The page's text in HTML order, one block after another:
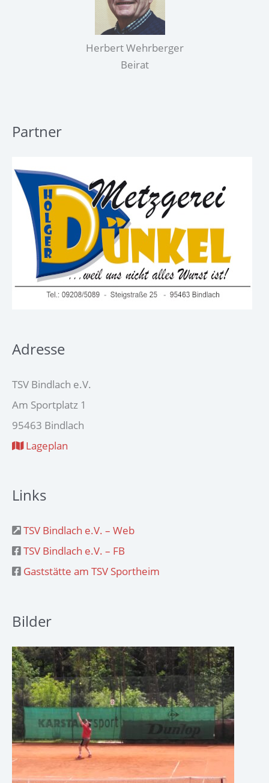
Herbert Wehrberger
Beirat
Partner
Adresse
TSV Bindlach e.V.
Am Sportplatz 1
95463 Bindlach
Lageplan
Links
TSV Bindlach e.V. – Web
TSV Bindlach e.V. – FB
Gaststätte am TSV Sportheim
Bilder